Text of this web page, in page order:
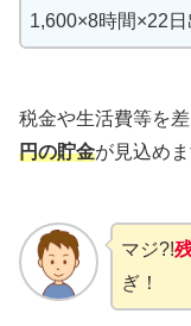
1,600×8時間×22
税金や生活費等を
円の貯金が見込めま
マジ?!
ぎ！